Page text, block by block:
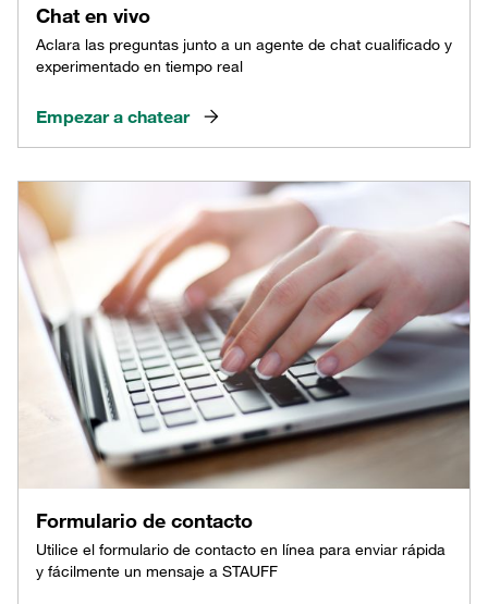
Chat en vivo
Aclara las preguntas junto a un agente de chat cualificado y
experimentado en tiempo real
Empezar a chatear
Formulario de contacto
Utilice el formulario de contacto en línea para enviar rápida
y fácilmente un mensaje a STAUFF